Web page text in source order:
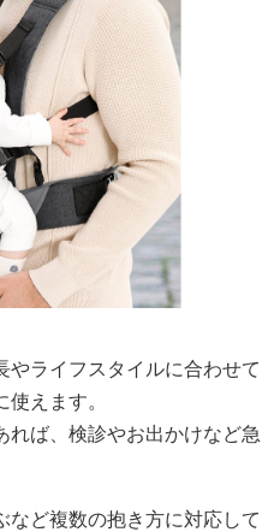
ライフスタイルに合わせて
えます。
れば、検診やお出かけなど急
など複数の抱き方に対応して